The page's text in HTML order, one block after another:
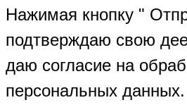
Нажимая кнопку "
подтверждаю свою
даю согласие на
персональных данных.